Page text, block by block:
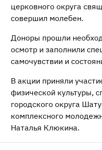
церковного округа
совершил молебен.
Доноры прошли
осмотр и заполнили
самочувствии и
В акции приняли
физической культуры,
городского округа
комплексного
Наталья Клюкина.